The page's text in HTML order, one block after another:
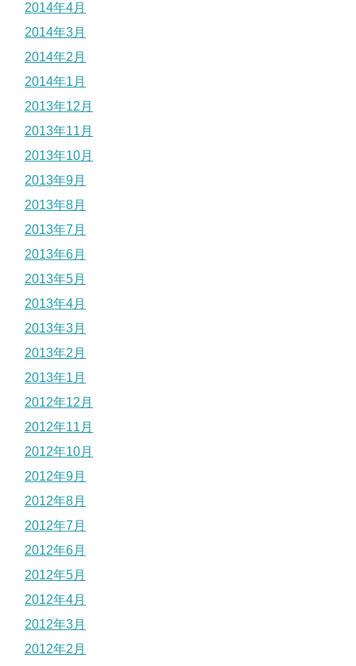
2014年4月
2014年3月
2014年2月
2014年1月
2013年12月
2013年11月
2013年10月
2013年9月
2013年8月
2013年7月
2013年6月
2013年5月
2013年4月
2013年3月
2013年2月
2013年1月
2012年12月
2012年11月
2012年10月
2012年9月
2012年8月
2012年7月
2012年6月
2012年5月
2012年4月
2012年3月
2012年2月